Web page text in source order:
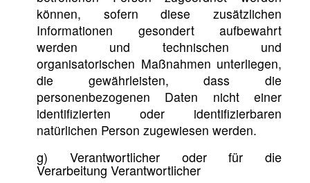
können, sofern diese zusätzlichen
Informationen gesondert aufbewahrt
werden und technischen und
organisatorischen Maßnahmen unterliegen,
die gewährleisten, dass die
personenbezogenen Daten nicht einer
identifizierten oder identifizierbaren
natürlichen Person zugewiesen werden.
g) Verantwortlicher oder für die
Verarbeitung Verantwortlicher